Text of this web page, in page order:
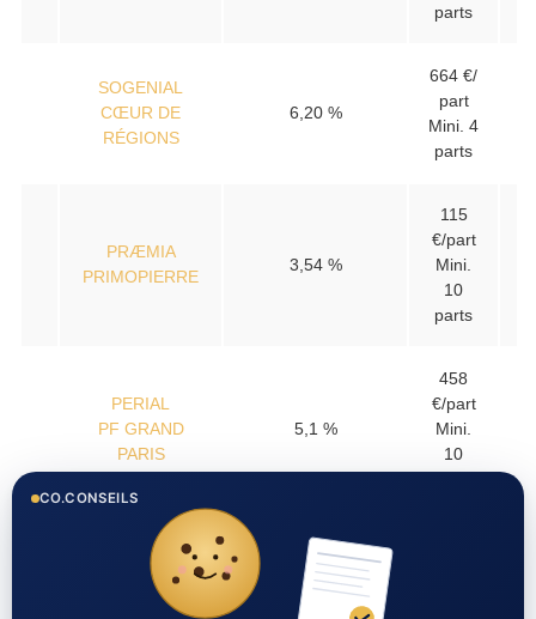
parts
SOGENIAL
CŒUR DE
RÉGIONS
6,20 %
664 €/
part
Mini. 4
parts
PRÆMIA
PRIMOPIERRE
3,54 %
115
€/part
Mini.
10
parts
PERIAL
PF GRAND
PARIS
5,1 %
458
€/part
Mini.
10
INTERGESTION
CRISTAL
RENTE
5,06 %
CO.CONSEILS